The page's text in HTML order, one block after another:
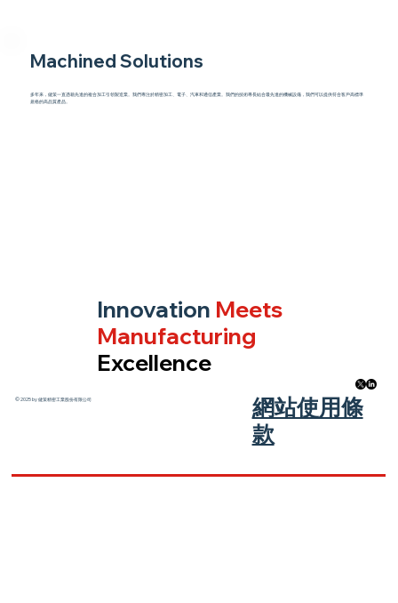
Machined Solutions
多年来，健策一直憑藉先進的複合加工引領製造業。我們專注於精密加工、電子、汽車和通信產業。我們的技術專長結合最先進的機械設備，我們可以提供符合客戶高標準
規格的高品質產品。
Innovation Meets
Manufacturing
Excellence
© 2025 by 健策精密工業股份有限公司
​網站使用條
款